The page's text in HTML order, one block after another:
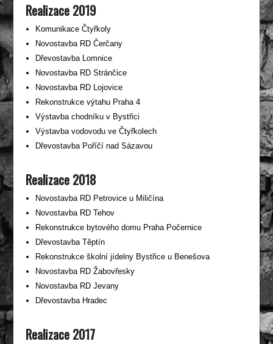
Realizace 2019
Komunikace Čtyřkoly
Novostavba RD Čerčany
Dřevostavba Lomnice
Novostavba RD Stránčice
Novostavba RD Lojovice
Rekonstrukce výtahu Praha 4
Výstavba chodníku v Bystřici
Výstavba vodovodu ve Čtyřkolech
Dřevostavba Poříčí nad Sázavou
Realizace 2018
Novostavba RD Petrovice u Miličína
Novostavba RD Tehov
Rekonstrukce bytového domu Praha Počernice
Dřevostavba Těptín
Rekonstrukce školní jídelny Bystřice u Benešova
Novostavba RD Žabovřesky
Novostavba RD Jevany
Dřevostavba Hradec
Realizace 2017